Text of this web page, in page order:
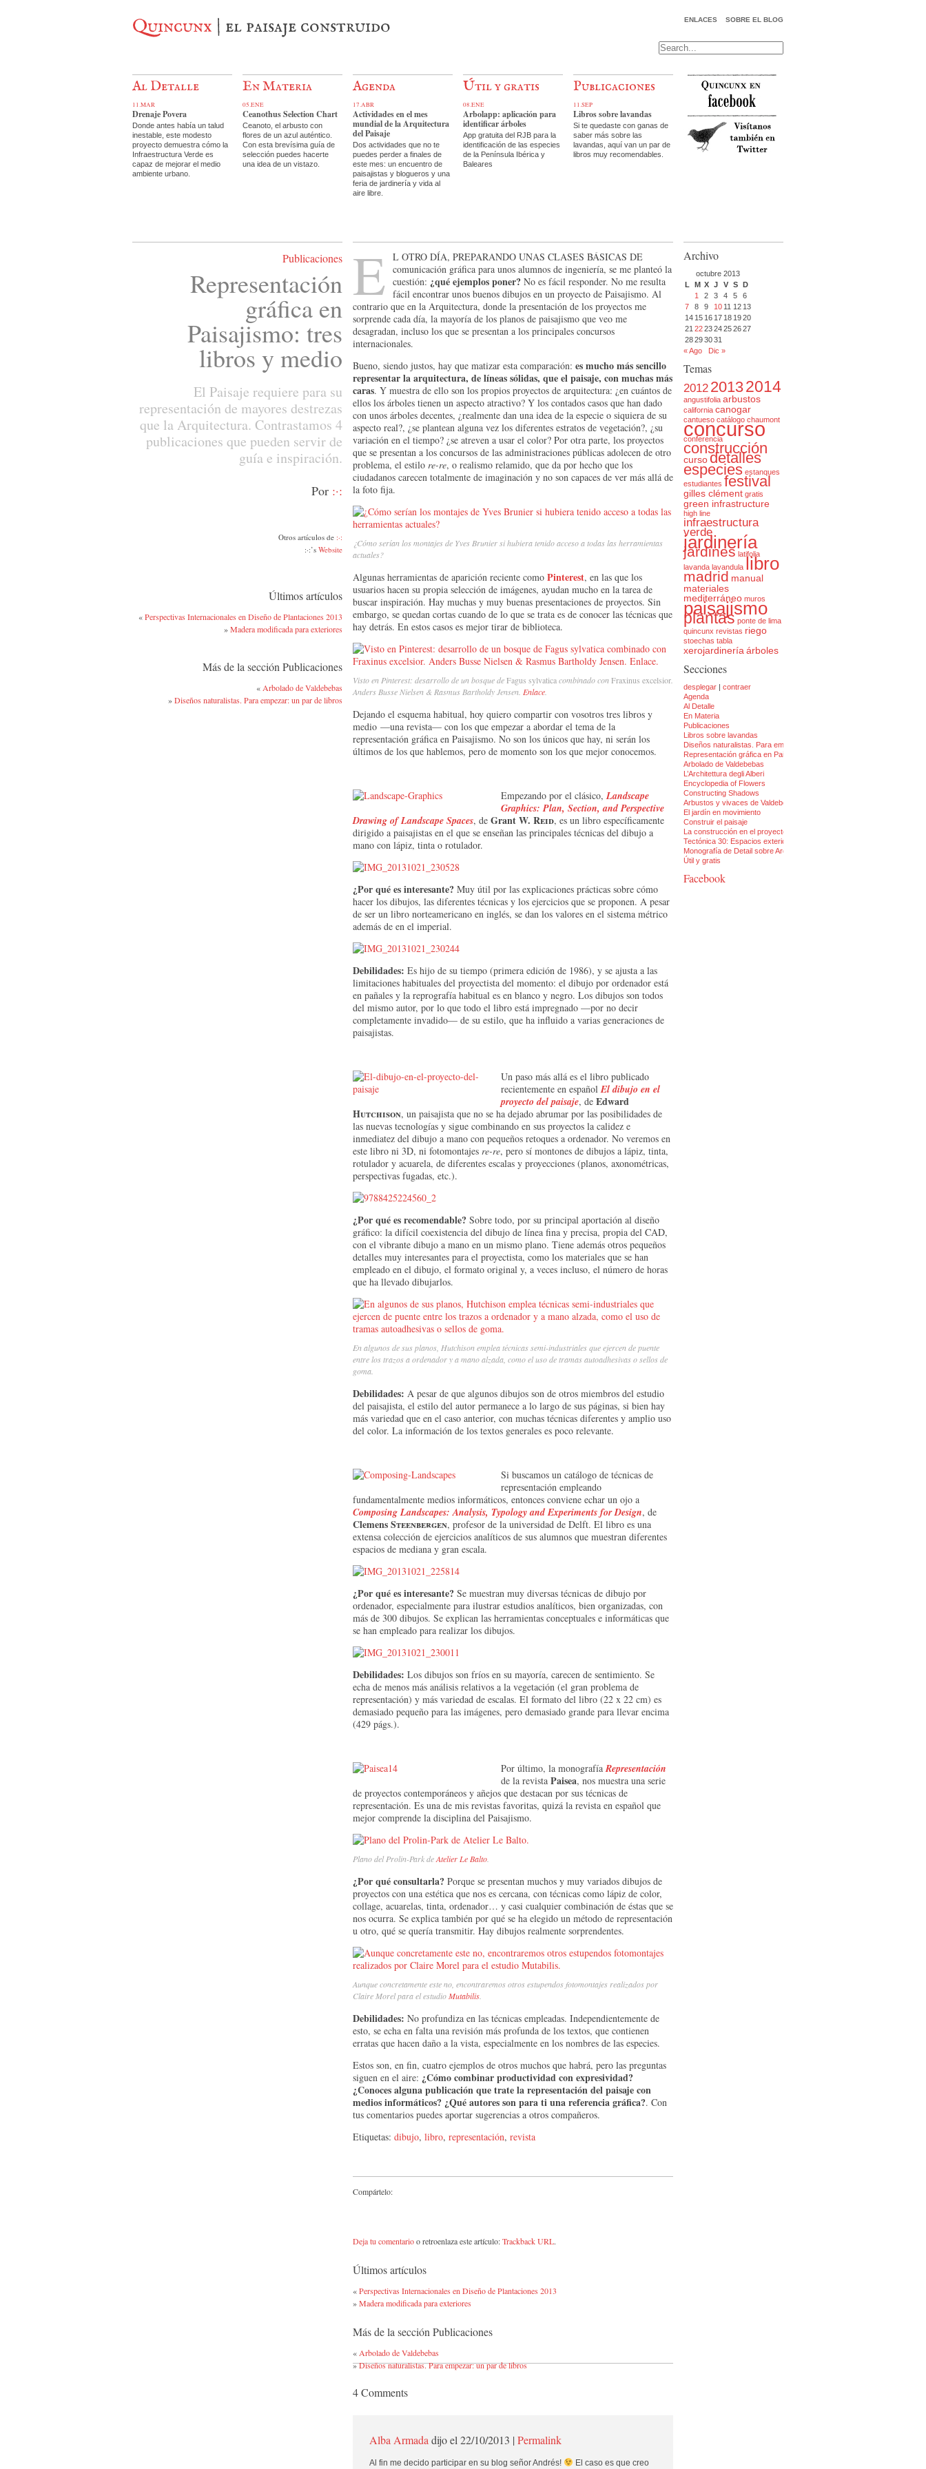
SOBRE EL BLOG
ENLACES
Quincunx | el paisaje construido
Al Detalle
11.MAR
Drenaje Povera
Donde antes había un talud
inestable, este modesto
proyecto demuestra cómo la
Infraestructura Verde es
capaz de mejorar el medio
ambiente urbano.
En Materia
05.ENE
Ceanothus Selection Chart
Ceanoto, el arbusto con
flores de un azul auténtico.
Con esta brevísima guía de
selección puedes hacerte
una idea de un vistazo.
Agenda
17.ABR
Actividades en el mes
mundial de la Arquitectura
del Paisaje
Dos actividades que no te
puedes perder a finales de
este mes: un encuentro de
paisajistas y blogueros y una
feria de jardinería y vida al
aire libre.
Útil y gratis
08.ENE
Arbolapp: aplicación para
identificar árboles
App gratuita del RJB para la
identificación de las especies
de la Península Ibérica y
Baleares
Publicaciones
11.SEP
Libros sobre lavandas
Si te quedaste con ganas de
saber más sobre las
lavandas, aquí van un par de
libros muy recomendables.
Publicaciones
Representación
gráfica en
Paisajismo: tres
libros y medio
El Paisaje requiere para su
representación de mayores destrezas
que la Arquitectura. Contrastamos 4
publicaciones que pueden servir de
guía e inspiración.
Por :·:
Otros artículos de :·:
:·:’s Website
Últimos artículos
«Perspectivas Internacionales en Diseño de Plantaciones 2013
»Madera modificada para exteriores
Más de la sección Publicaciones
« Arbolado de Valdebebas
»Diseños naturalistas. Para empezar: un par de libros
E
l otro día, preparando unas clases básicas de
comunicación gráfica para unos alumnos de ingeniería, se me planteó la
cuestión: ¿qué ejemplos poner? No es fácil responder. No me resulta
fácil encontrar unos buenos dibujos en un proyecto de Paisajismo. Al
contrario que en la Arquitectura, donde la presentación de los proyectos me
sorprende cada día, la mayoría de los planos de paisajismo que veo me
desagradan, incluso los que se presentan a los principales concursos
internacionales.
Bueno, siendo justos, hay que matizar esta comparación: es mucho más sencillo
representar la arquitectura, de líneas sólidas, que el paisaje, con muchas más
caras. Y muestra de ello son los propios proyectos de arquitectura: ¿en cuántos de
ellos los árboles tienen un aspecto atractivo? Y los contados casos que han dado
con unos árboles decentes, ¿realmente dan una idea de la especie o siquiera de su
aspecto real?, ¿se plantean alguna vez los diferentes estratos de vegetación?, ¿su
variación en el tiempo? ¿se atreven a usar el color? Por otra parte, los proyectos
que se presentan a los concursos de las administraciones públicas adolecen de otro
problema, el estilo re-re, o realismo relamido, que da por hecho que los
ciudadanos carecen totalmente de imaginación y no son capaces de ver más allá de
la foto fija.
¿Cómo serían los montajes de Yves Brunier si hubiera tenido acceso a todas las herramientas
actuales?
Algunas herramientas de aparición reciente como Pinterest, en las que los
usuarios hacen su propia selección de imágenes, ayudan mucho en la tarea de
buscar inspiración. Hay muchas y muy buenas presentaciones de proyectos. Sin
embargo, se quedan cortas cuando de lo que se trata es de conocer las técnicas que
hay detrás. En estos casos es mejor tirar de biblioteca.
Visto en Pinterest: desarrollo de un bosque deFagus sylvaticacombinado con Fraxinus excelsior
Anders Busse Nielsen & Rasmus Bartholdy Jensen. Enlace
Dejando el esquema habitual, hoy quiero compartir con vosotros tres libros y
medio —una revista— con los que empezar a abordar el tema de la
representación gráfica en Paisajismo. No son los únicos que hay, ni serán los
últimos de los que hablemos, pero de momento son los que mejor conocemos.
Empezando por el clásico,Landscape
Graphics: Plan, Section, and Perspective
Drawing of Landscape Spaces, de GrantW. Reid, es un libro específicamente
dirigido a paisajistas en el que se enseñan las principales técnicas del dibujo a
mano con lápiz, tinta o rotulador.
¿Por qué es interesante? Muy útil por las explicaciones prácticas sobre cómo
hacer los dibujos, las diferentes técnicas y los ejercicios que se proponen. A pesar
de ser un libro norteamericano en inglés, se dan los valores en el sistema métrico
además de en el imperial.
Debilidades: Es hijo de su tiempo (primera edición de 1986), y se ajusta a las
limitaciones habituales del proyectista del momento: el dibujo por ordenador está
en pañales y la reprografía habitual es en blanco y negro. Los dibujos son todos
del mismo autor, por lo que todo el libro está impregnado —por no decir
completamente invadido— de su estilo, que ha influido a varias generaciones de
paisajistas.
Un paso más allá es el libro publicado
recientemente en españolEl dibujo en el
proyecto del paisaje, de Edward
Hutchison, un paisajista que no se ha dejado abrumar por las posibilidades de
las nuevas tecnologías y sigue combinando en sus proyectos la calidez e
inmediatez del dibujo a mano con pequeños retoques a ordenador. No veremos en
este libro ni 3D, ni fotomontajes re-re, pero sí montones de dibujos a lápiz, tinta,
rotulador y acuarela, de diferentes escalas y proyecciones (planos, axonométricas,
perspectivas fugadas, etc.).
¿Por qué es recomendable? Sobre todo, por su principal aportación al diseño
gráfico: la difícil coexistencia del dibujo de línea fina y precisa, propia del CAD,
con el vibrante dibujo a mano en un mismo plano. Tiene además otros pequeños
detalles muy interesantes para el proyectista, como los materiales que se han
empleado en el dibujo, el formato original y, a veces incluso, el número de horas
que ha llevado dibujarlos.
En algunos de sus planos, Hutchison emplea técnicas semi-industriales que ejercen de puente
entre los trazos a ordenador y a mano alzada, como el uso de tramas autoadhesivas o sellos de
goma.
Debilidades: A pesar de que algunos dibujos son de otros miembros del estudio
del paisajista, el estilo del autor permanece a lo largo de sus páginas, si bien hay
más variedad que en el caso anterior, con muchas técnicas diferentes y amplio uso
del color. La información de los textos generales es poco relevante.
Si buscamos un catálogo de técnicas de
representación empleando
fundamentalmente medios informáticos, entonces conviene echar un ojo a
Composing Landscapes: Analysis, Typology and Experiments for Design, de
ClemensSteenbergen, profesor de la universidad de Delft. El libro es una
extensa colección de ejercicios analíticos de sus alumnos que muestran diferentes
espacios de mediana y gran escala.
¿Por qué es interesante? Se muestran muy diversas técnicas de dibujo por
ordenador, especialmente para ilustrar estudios analíticos, bien organizadas, con
más de 300 dibujos. Se explican las herramientas conceptuales e informáticas que
se han empleado para realizar los dibujos.
Debilidades: Los dibujos son fríos en su mayoría, carecen de sentimiento. Se
echa de menos más análisis relativos a la vegetación (el gran problema de
representación) y más variedad de escalas. El formato del libro (22 x 22 cm) es
demasiado pequeño para las imágenes, pero demasiado grande para llevar encima
(429 págs.).
Por último, la monografíaRepresentación
de la revista Paisea, nos muestra una serie
de proyectos contemporáneos y añejos que destacan por sus técnicas de
representación. Es una de mis revistas favoritas, quizá la revista en español que
mejor comprende la disciplina del Paisajismo.
Plano del Prolin-Park deAtelier Le Balto
¿Por qué consultarla? Porque se presentan muchos y muy variados dibujos de
proyectos con una estética que nos es cercana, con técnicas como lápiz de color,
collage, acuarelas, tinta, ordenador… y casi cualquier combinación de éstas que se
nos ocurra. Se explica también por qué se ha elegido un método de representación
u otro, qué se quería transmitir. Hay dibujos realmente sorprendentes.
Aunque concretamente este no, encontraremos otros estupendos fotomontajes realizados por
Claire Morel para el estudioMutabilis
Debilidades: No profundiza en las técnicas empleadas. Independientemente de
esto, se echa en falta una revisión más profunda de los textos, que contienen
erratas que hacen daño a la vista, especialmente en los nombres de las especies.
Estos son, en fin, cuatro ejemplos de otros muchos que habrá, pero las preguntas
siguen en el aire: ¿Cómo combinar productividad con expresividad?
¿Conoces alguna publicación que trate la representación del paisaje con
medios informáticos? ¿Qué autores son para ti una referencia gráfica?. Con
tus comentarios puedes aportar sugerencias a otros compañeros.
Etiquetas: dibujo, libro, representación, revista
Compártelo:
Deja tu comentarioo retroenlaza este artículo:Trackback URL.
Últimos artículos
«Perspectivas Internacionales en Diseño de Plantaciones 2013
»Madera modificada para exteriores
Más de la sección Publicaciones
« Arbolado de Valdebebas
»Diseños naturalistas. Para empezar: un par de libros
4Comments
Alba Armada dijo el 22/10/2013 | Permalink
Al fin me decido participar en su blog señor Andrés! El caso es que creo
Archivo
octubre 2013
L
M X J V S D
1
2 3 4 5
6
7
8 9 10 11 12 13
14 15 16 17 18 1920
21 222324252627
28293031
« Ago
Dic »
Temas
2012 20132014
angustifolia arbustos
california canogar
cantueso catálogo chaumont
concurso
conferencia
construcción
cursodetalles
especies estanques
estudiantes festival
gilles clément gratis
green infrastructure
high line
infraestructura
verde
jardinería
jardines latifolia
lavanda lavandula libro
madrid manual
materiales
mediterráneo muros
paisajismo
plantas ponte de lima
quincunx revistas riego
stoechas tabla
xerojardinería árboles
Secciones
desplegar | contraer
Agenda
Al Detalle
En Materia
Publicaciones
Libros sobre lavandas
Diseños naturalistas. Para empezar: un par de libros
Representación gráfica en Paisajismo: tres libros y medio
Arbolado de Valdebebas
L’Architettura degli Alberi
Encyclopedia of Flowers
Constructing Shadows
Arbustos y vivaces de Valdebebas
El jardín en movimiento
Construir el paisaje
La construcción en el proyecto del paisaje
Tectónica 30: Espacios exteriores
Monografía de Detail sobre Arquitectura y Paisaje
Útil y gratis
Facebook